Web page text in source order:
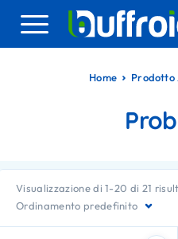
Home Prodotto
Visualizzazione di 1-20 di 21
Ordinamento predefinito